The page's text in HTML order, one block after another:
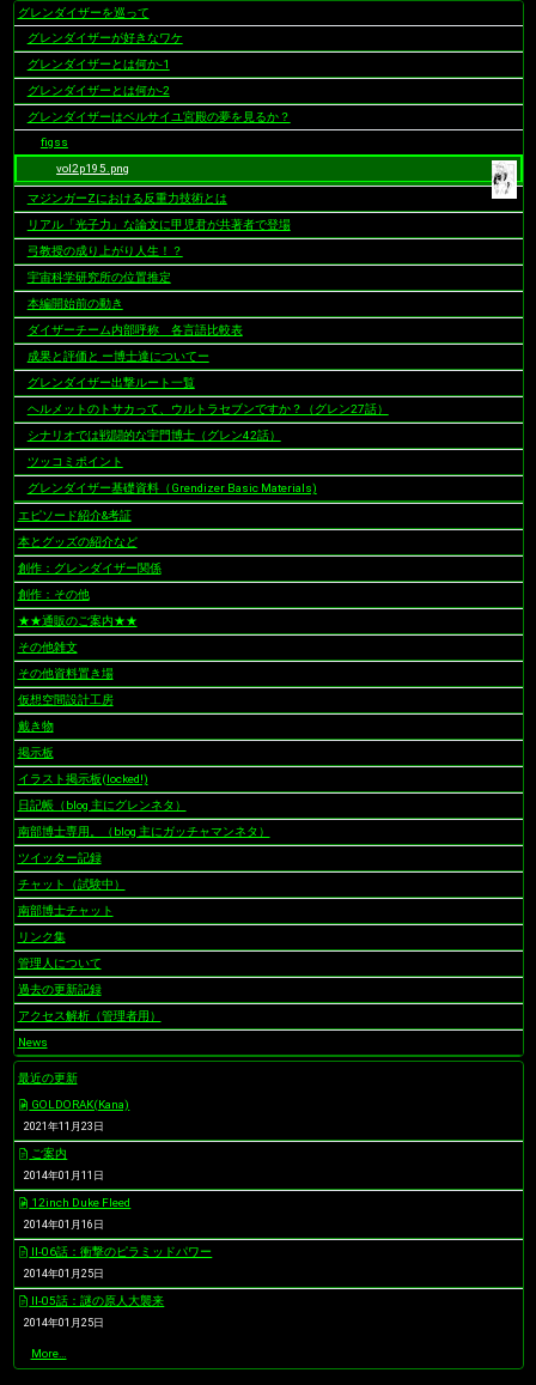
ナ
シ
ョ
ン
グレンダイザーを巡って
グレンダイザーが好きなワケ
グレンダイザーとは何か-1
グレンダイザーとは何か-2
グレンダイザーはベルサイユ宮殿の夢を見るか？
figss
vol2p195.png
マジンガーZにおける反重力技術とは
リアル「光子力」な論文に甲児君が共著者で登場
弓教授の成り上がり人生！？
宇宙科学研究所の位置推定
本編開始前の動き
ダイザーチーム内部呼称 各言語比較表
成果と評価と ー博士達についてー
グレンダイザー出撃ルート一覧
ヘルメットのトサカって、ウルトラセブンですか？（グレン27話）
シナリオでは戦闘的な宇門博士（グレン42話）
ツッコミポイント
グレンダイザー基礎資料（Grendizer Basic Materials)
エピソード紹介&考証
本とグッズの紹介など
創作：グレンダイザー関係
創作：その他
★★通販のご案内★★
その他雑文
その他資料置き場
仮想空間設計工房
戴き物
掲示板
イラスト掲示板(locked!)
日記帳（blog 主にグレンネタ）
南部博士専用。（blog 主にガッチャマンネタ）
ツイッター記録
チャット（試験中）
南部博士チャット
リンク集
管理人について
過去の更新記録
アクセス解析（管理者用）
News
最近の更新
GOLDORAK(Kana)
2021年11月23日
ご案内
2014年01月11日
12inch Duke Fleed
2014年01月16日
II-06話：衝撃のピラミッドパワー
2014年01月25日
II-05話：謎の原人大襲来
2014年01月25日
最
More…